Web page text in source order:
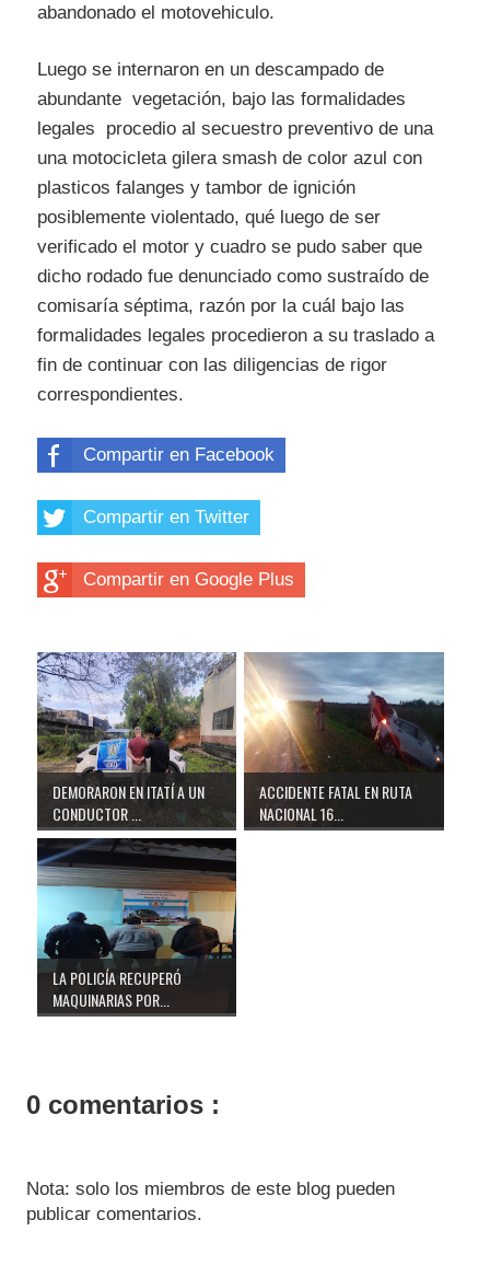
abandonado el motovehiculo.
Luego se internaron en un descampado de
abundante vegetación, bajo las formalidades
legales procedio al secuestro preventivo de una
una motocicleta gilera smash de color azul con
plasticos falanges y tambor de ignición
posiblemente violentado, qué luego de ser
verificado el motor y cuadro se pudo saber que
dicho rodado fue denunciado como sustraído de
comisaría séptima, razón por la cuál bajo las
formalidades legales procedieron a su traslado a
fin de continuar con las diligencias de rigor
correspondientes.
Compartir en Facebook
Compartir en Twitter
Compartir en Google Plus
DEMORARON EN ITATÍ A UN
CONDUCTOR ...
ACCIDENTE FATAL EN RUTA
NACIONAL 16...
LA POLICÍA RECUPERÓ
MAQUINARIAS POR...
0 comentarios :
Nota: solo los miembros de este blog pueden
publicar comentarios.